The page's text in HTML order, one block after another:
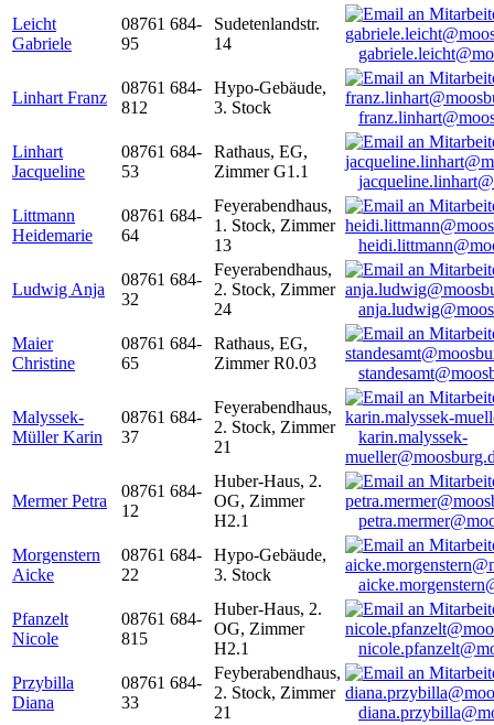
Leicht
Gabriele
08761 684-
95
Sudetenlandstr.
14
Linhart Franz
08761 684-
812
Hypo-Gebäude,
3. Stock
Linhart
Jacqueline
08761 684-
53
Rathaus, EG,
Zimmer G1.1
Littmann
Heidemarie
08761 684-
64
Feyerabendhaus,
1. Stock, Zimmer
13
Ludwig Anja
08761 684-
32
Feyerabendhaus,
2. Stock, Zimmer
24
Maier
Christine
08761 684-
65
Rathaus, EG,
Zimmer R0.03
Malyssek-
Müller Karin
08761 684-
37
Feyerabendhaus,
2. Stock, Zimmer
21
karin.malyssek-
Mermer Petra
08761 684-
12
Huber-Haus, 2.
OG, Zimmer
H2.1
Morgenstern
Aicke
08761 684-
22
Hypo-Gebäude,
3. Stock
Pfanzelt
Nicole
08761 684-
815
Huber-Haus, 2.
OG, Zimmer
H2.1
Przybilla
Diana
08761 684-
33
Feyberabendhaus,
2. Stock, Zimmer
21